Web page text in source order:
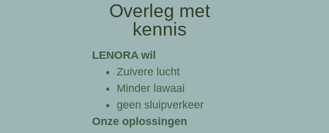
Overleg met
kennis
LENORA wil
Zuivere lucht
Minder lawaai
geen sluipverkeer
Onze oplossingen